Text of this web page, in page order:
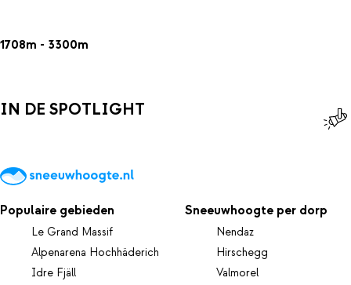
1708m - 3300m
IN DE SPOTLIGHT
Populaire gebieden
Le Grand Massif
Alpenarena Hochhäderich
Idre Fjäll
Sneeuwhoogte per dorp
Nendaz
Hirschegg
Valmorel